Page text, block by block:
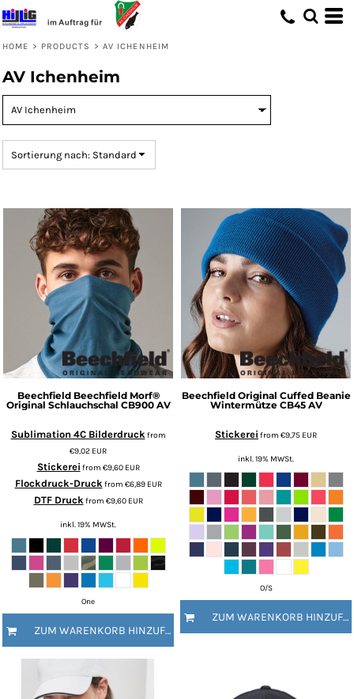
HOME > PRODUCTS > AV ICHENHEIM
AV Ichenheim
Sortierung nach: Standard
Beechfield Beechfield Morf®
Original Schlauchschal CB900 AV
Sublimation 4C Bilderdruckfrom
€9,02 EUR
Stickerei from €9,60 EUR
Flockdruck-Druckfrom €6,89 EUR
DTF Druckfrom €9,60 EUR
inkl. 19% MWSt.
One
ZUM WARENKORB HINZUFÜGEN
Beechfield Original Cuffed Beanie
Wintermütze CB45 AV
Stickerei from €9,75 EUR
inkl. 19% MWSt.
O/S
ZUM WARENKORB HINZUFÜGEN
Standard